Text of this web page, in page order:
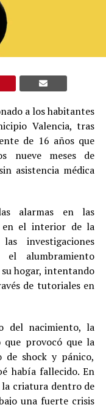
a los habitantes
Valencia, tras
de 16 años que
nueve meses de
asistencia médica
alarmas en las
en el interior de la
investigaciones
alumbramiento
hogar, intentando
de tutoriales en
del nacimiento, la
provocó que la
de shock y pánico,
había fallecido. En
la criatura dentro de
una fuerte crisis